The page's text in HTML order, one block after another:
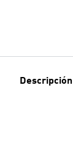
Descripción